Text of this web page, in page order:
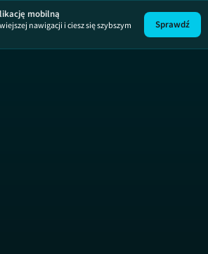
Gorączka
mobilną
nawigacji i ciesz się szybszym
Sprawdź